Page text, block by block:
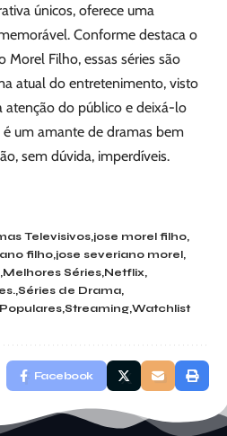
únicos, oferece uma
Conforme destaca o
Morel Filho, essas séries são
atual do entretenimento, visto
atenção do público e deixá-lo
um amante de dramas bem
sem dúvida, imperdíveis.
Televisivos jose morel filho
filho jose severiano morel
Melhores Séries Netflix
Séries de Drama
Streaming Watchlist
Facebook